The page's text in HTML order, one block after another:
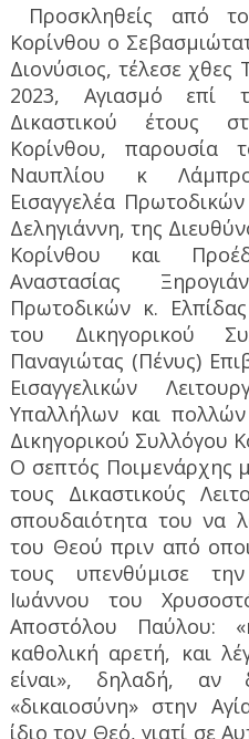
Προσκληθείς από
Κορίνθου ο
Διονύσιος, τέλεσε
2023, Αγιασμό επί
Δικαστικού έτους
Κορίνθου, παρουσία
Ναυπλίου κ
Εισαγγελέα
Δεληγιάννη, της
Κορίνθου και
Αναστασίας
Πρωτοδικών κ.
του Δικηγορικού
Παναγιώτας (Πένυς)
Εισαγγελικών
Υπαλλήλων και
Δικηγορικού Συλλόγου
Ο σεπτός Ποιμενάρχης
τους Δικαστικούς
σπουδαιότητα του να
του Θεού πριν από
τους υπενθύμισε
Ιωάννου του
Αποστόλου Παύλου:
καθολική αρετή, και
είναι», δηλαδή, αν
«δικαιοσύνη» στην
ίδιο τον Θεό, γιατί σε